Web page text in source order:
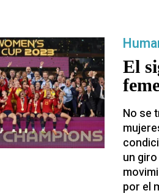
El
No se
un
por el